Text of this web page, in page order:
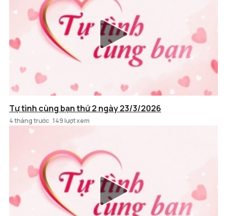
Tự tình cùng bạn thứ 2 ngày 23/3/2026
4 tháng trước 149 lượt xem